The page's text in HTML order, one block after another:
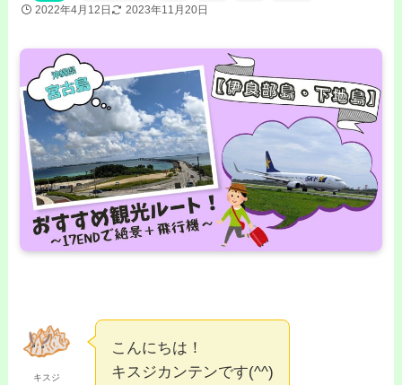
2022年4月12日 2023年11月20日
キスジ
こんにちは！
キスジカンテンです(^^)